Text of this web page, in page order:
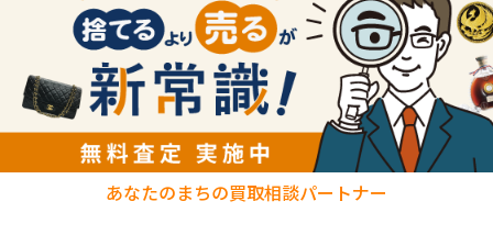
あなたのまちの買取相談パートナー